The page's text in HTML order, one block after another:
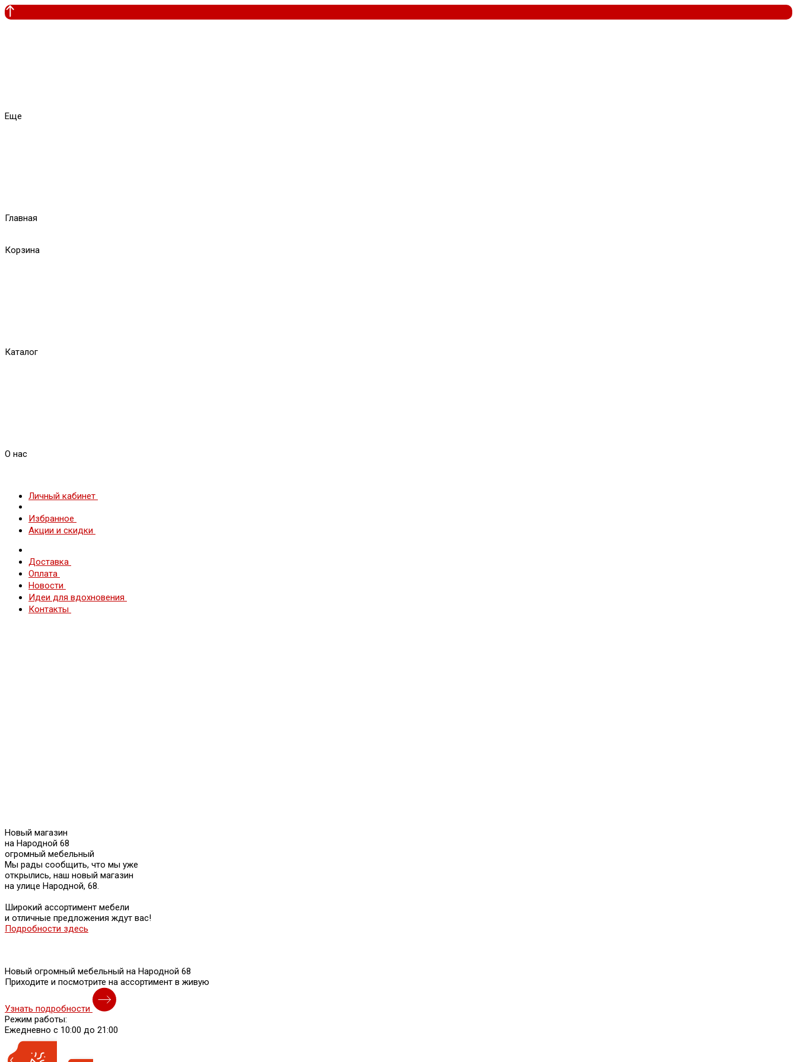
Еще
Главная
Корзина
Каталог
О нас
Личный кабинет
Избранное
Акции и скидки
Доставка
Оплата
Новости
Идеи для вдохновения
Контакты
Новый магазин
на Народной 68
огромный мебельный
Мы рады сообщить, что мы уже
открылись, наш новый магазин
на улице Народной, 68.
Широкий ассортимент мебели
и отличные предложения ждут вас!
Подробности здесь
Новый огромный мебельный на Народной 68
Приходите и посмотрите на ассортимент в живую
Узнать подробности
Режим работы:
Ежедневно с 10:00 до 21:00